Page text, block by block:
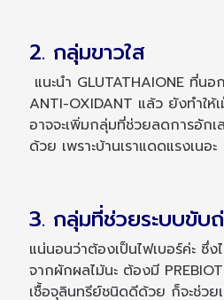
2. กลุ่มขาวใส
แนะนำ GLUTATHAIONE ที่นอ
ANTI-OXIDANT แล้ว ยังทำให้
อาจจะเพิ่มกลุ่มที่ช่วยลดการอัก
ด้วย เพราะบ้านเราแดดแรงเนอะ
3. กลุ่มที่ช่วยระบบขับ
แน่นอนว่าต้องเป็นไฟเบอร์ค่ะ ซึ่
จากผักผลไม้นะ ต้องมี
เชื้อจุลินทรีย์ชนิดดีด้วย ก็จะช่ว